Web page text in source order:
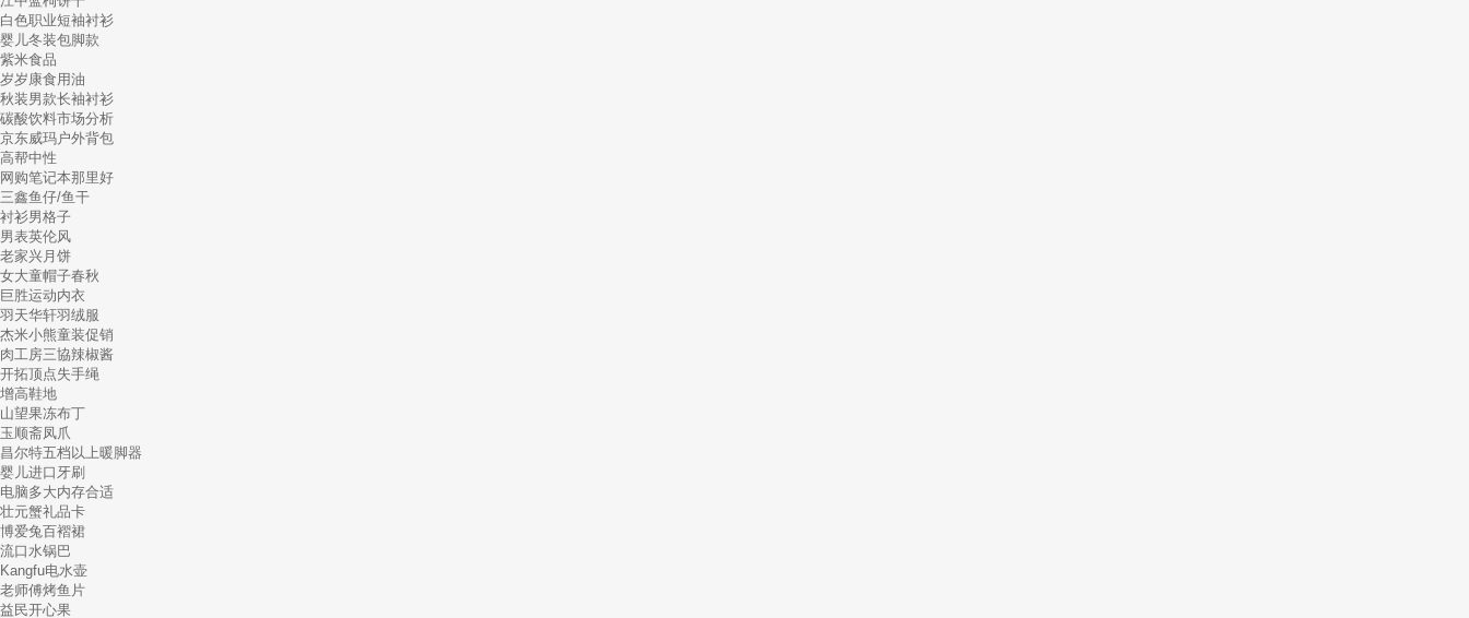
白色职业短袖衬衫
婴儿冬装包脚款
紫米食品
岁岁康食用油
秋装男款长袖衬衫
碳酸饮料市场分析
京东威玛户外背包
高帮中性
网购笔记本那里好
三鑫鱼仔/鱼干
衬衫男格子
男表英伦风
老家兴月饼
女大童帽子春秋
巨胜运动内衣
羽天华轩羽绒服
杰米小熊童装促销
肉工房三協辣椒酱
开拓顶点失手绳
增高鞋地
山望果冻布丁
玉顺斋凤爪
昌尔特五档以上暖脚器
婴儿进口牙刷
电脑多大内存合适
壮元蟹礼品卡
博爱兔百褶裙
流口水锅巴
Kangfu电水壶
老师傅烤鱼片
益民开心果